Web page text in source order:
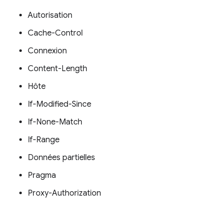
Autorisation
Cache-Control
Connexion
Content-Length
Hôte
If-Modified-Since
If-None-Match
If-Range
Données partielles
Pragma
Proxy-Authorization